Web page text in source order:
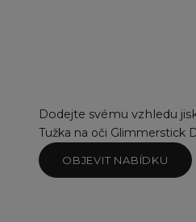
Private Jet
Pumpkin Spice
Red Is Red
Stay Put Sangria
Sweet Blooms
Dodejte svému vzhledu
Tužka na oči Glimmerstick
OBJEVIT NABÍDKU